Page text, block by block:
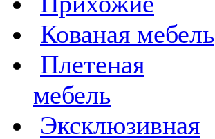
Кованая мебель
Плетеная
мебель
Эксклюзивная